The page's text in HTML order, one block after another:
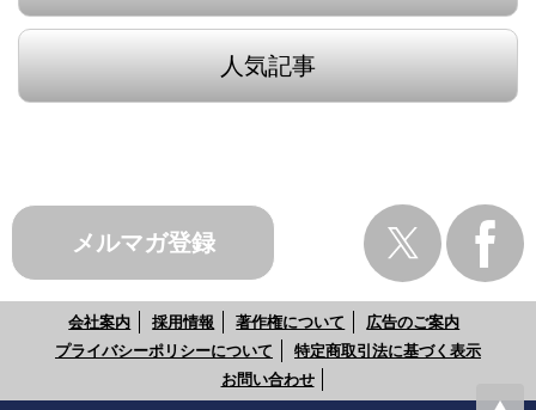
人気記事
メルマガ登録
会社案内 採用情報 著作権について
広告のご案内
プライバシーポリシーについて
特定商取引法に基づく表示
お問い合わせ